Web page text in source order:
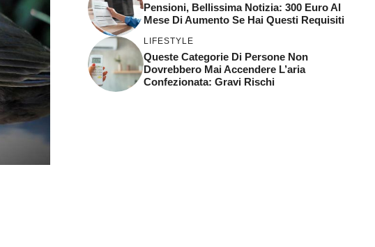
Pensioni, Bellissima Notizia: 300 Euro Al
Mese Di Aumento Se Hai Questi Requisiti
LIFESTYLE
Queste Categorie Di Persone Non
Dovrebbero Mai Accendere L’aria
Confezionata: Gravi Rischi